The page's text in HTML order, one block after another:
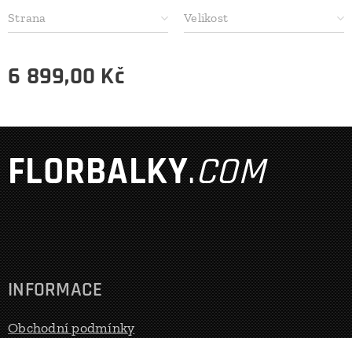
Strana Velikost
6 899,00 Kč
FLORBALKY.COM
INFORMACE
Obchodní podmínky